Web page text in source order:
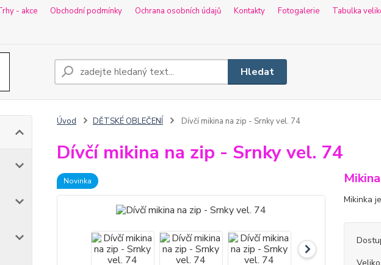
- akce Obchodní podmínky Ochrana osobních údajů Kontakty Fotogalerie
Tabulka
Hledat
Úvod DĚTSKÉ OBLEČENÍ Dívčí mikina na zip - Srnky vel. 74
Dívčí mikina na zip - Srnky vel. 74
Novinka
Mikinka